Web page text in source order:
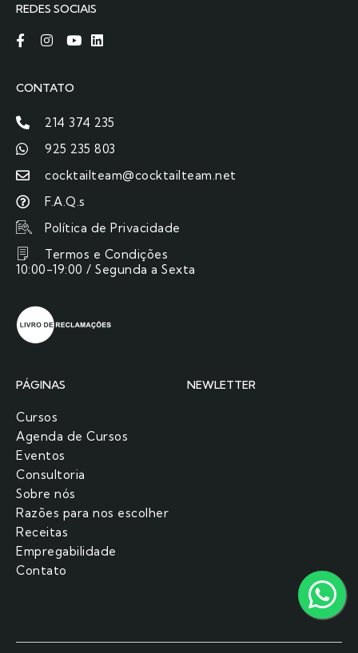
REDES SOCIAIS
CONTATO
214 374 235
925 235 803
cocktailteam@cocktailteam.net
F.A.Q.s
Política de Privacidade
Termos e Condições
10:00-19:00 / Segunda a Sexta
PÁGINAS
Cursos
Agenda de Cursos
Eventos
Consultoria
Sobre nós
Razões para nos escolher​
Receitas
Empregabilidade
Contato
NEWLETTER